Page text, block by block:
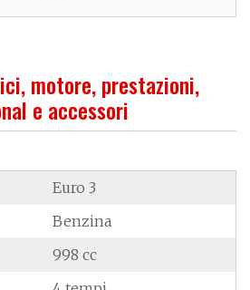
motore, prestazioni,
e accessori
Euro 3
Benzina
998 cc